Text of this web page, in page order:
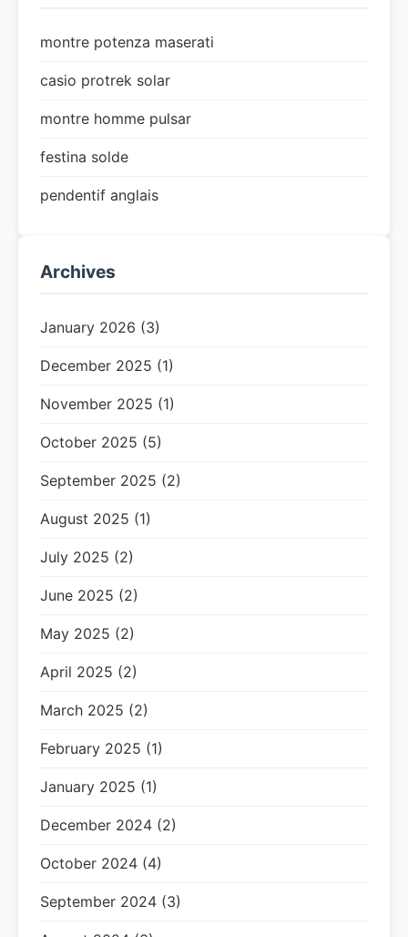
montre potenza maserati
casio protrek solar
montre homme pulsar
festina solde
pendentif anglais
Archives
January 2026 (3)
December 2025 (1)
November 2025 (1)
October 2025 (5)
September 2025 (2)
August 2025 (1)
July 2025 (2)
June 2025 (2)
May 2025 (2)
April 2025 (2)
March 2025 (2)
February 2025 (1)
January 2025 (1)
December 2024 (2)
October 2024 (4)
September 2024 (3)